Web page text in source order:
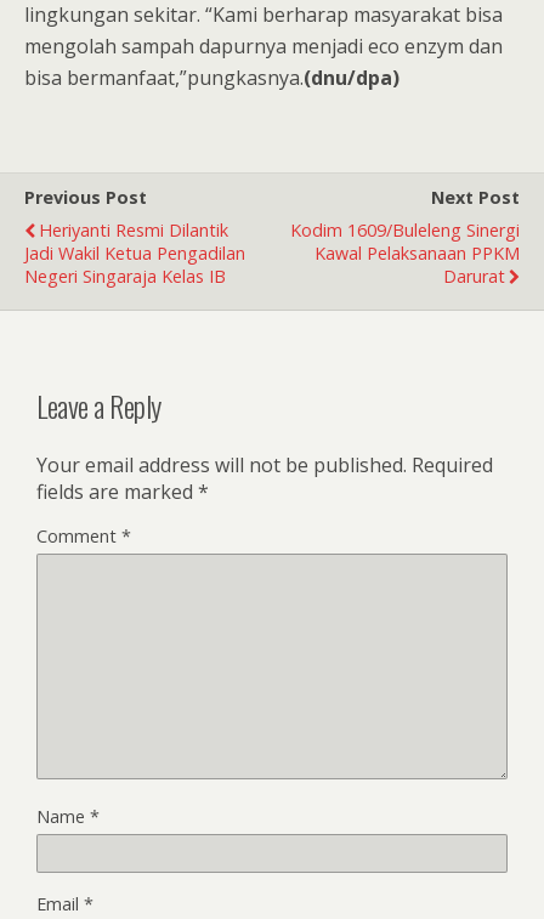
lingkungan sekitar. “Kami berharap masyarakat bisa
mengolah sampah dapurnya menjadi eco enzym dan
bisa bermanfaat,”pungkasnya.(dnu/dpa)
Previous Post
Heriyanti Resmi Dilantik
Jadi Wakil Ketua Pengadilan
Negeri Singaraja Kelas IB
Next Post
Kodim 1609/Buleleng Sinergi
Kawal Pelaksanaan PPKM
Darurat
Leave a Reply
Your email address will not be published. Required
fields are marked *
Comment *
Name *
Email *